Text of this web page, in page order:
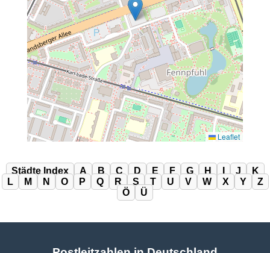
Leaflet
Städte Index A B C D E F G H J
K
L
M N O P Q R S T U V W X Y
Z
Ö
Ü